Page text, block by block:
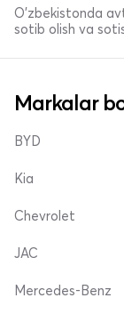
O'zbekistonda
sotib olish va
Markalar
BYD
Kia
Chevrolet
JAC
Mercedes-Benz